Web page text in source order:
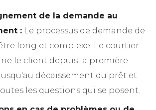
de la demande au
: Le processus de demande de
long et complexe. Le courtier
le client depuis la première
décaissement du prêt et
les questions qui se posent.